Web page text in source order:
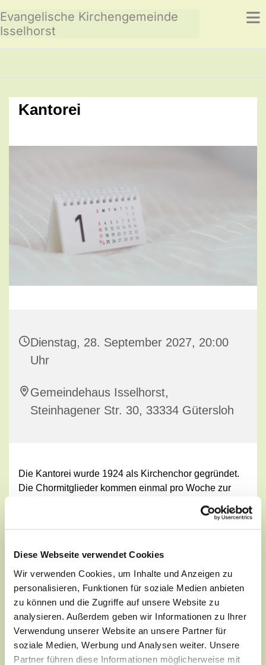
Diese Webseite verwendet Cookies
Wir verwenden Cookies, um Inhalte und Anzeigen zu
personalisieren, Funktionen für soziale Medien anbieten
zu können und die Zugriffe auf unsere Website zu
analysieren. Außerdem geben wir Informationen zu Ihrer
Verwendung unserer Website an unsere Partner für
soziale Medien, Werbung und Analysen weiter. Unsere
Partner führen diese Informationen möglicherweise mit
Evangelische Kirchengemeinde
Isselhorst
Kantorei
Dienstag, 28. September 2027, 20:00
Uhr
Gemeindehaus Isselhorst,
Steinhagener Str. 30, 33334 Gütersloh
Die Kantorei wurde 1924 als Kirchenchor gegründet.
Die Chormitglieder kommen einmal pro Woche zur
Lieder für den Einsatz in Gottesdiensten und bei
Amtshandlungen wie Goldenen Hochzeiten etc. unter